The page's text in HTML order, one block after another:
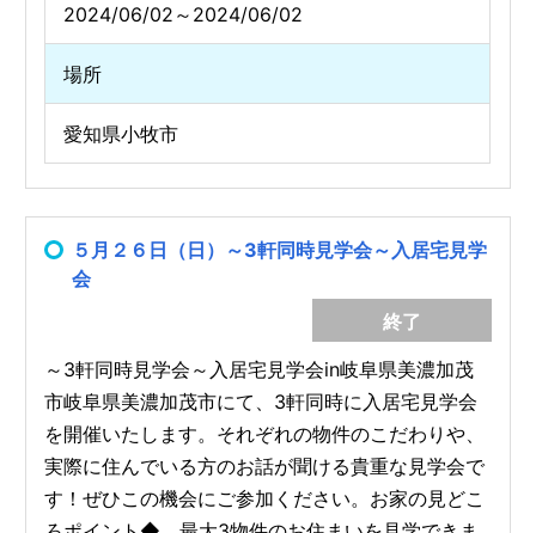
2024/06/02～2024/06/02
場所
愛知県小牧市
５月２６日（日）～3軒同時見学会～入居宅見学
会
終了
～3軒同時見学会～入居宅見学会in岐阜県美濃加茂
市岐阜県美濃加茂市にて、3軒同時に入居宅見学会
を開催いたします。それぞれの物件のこだわりや、
実際に住んでいる方のお話が聞ける貴重な見学会で
す！ぜひこの機会にご参加ください。お家の見どこ